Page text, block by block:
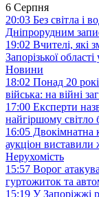
6 Серпня
20:03 Без світла і
Дніпрорудним
19:02 Вчителі, які
Запорізької
Новини
18:02 Понад 20
війська: на війні
17:00 Експерти
найгіршому
16:05 Двокімнатна
аукціон
Нерухомість
15:57 Ворог
гуртожиток та
15:19 У Запоріжжі